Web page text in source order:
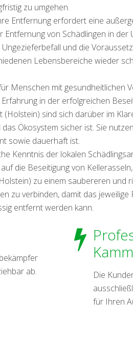
zu umgehen.
Entfernung erfordert eine
von Schädlingen in
und die
Lebensbereiche wieder
Menschen mit gesundheitlichen
in der erfolgreichen
sind sich darüber im
Ökosystem sicher ist. Sie
sowie dauerhaft ist.
Kenntnis der lokalen
die Beseitigung von
zu einem saubereren und
zu verbinden, damit das jeweilige
entfernt werden kann.
ab.
Die
für Ihren